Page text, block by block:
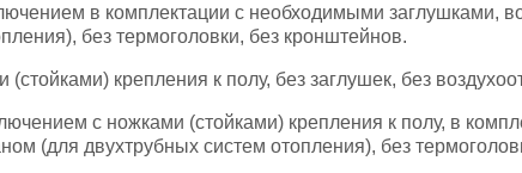
в комплектации с необходимыми заглушками,
без термоголовки, без кронштейнов.
крепления к полу, без заглушек, без
с ножками (стойками) крепления к полу, в
(для двухтрубных систем отопления), без